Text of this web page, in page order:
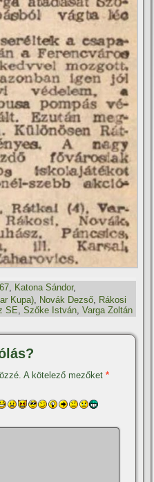
, Katona Sándor,
Kupa) Novák Dezső
Rákosi
SE ,Szőke István ,Varga Zoltán
A kötelező mezőket*